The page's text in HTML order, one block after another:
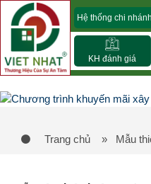
Hệ thống chi nhánh
KH đánh giá
Trang chủ » Mẫu